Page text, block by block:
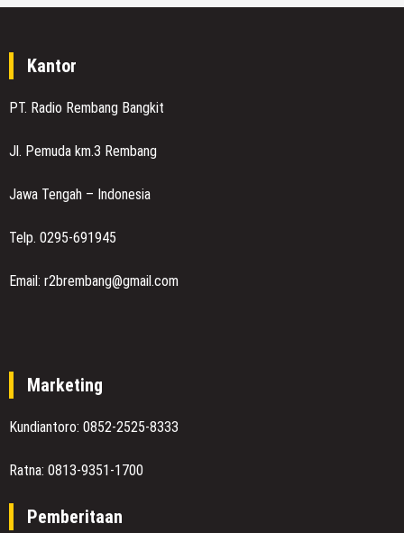
Kantor
PT. Radio Rembang Bangkit
Jl. Pemuda km.3 Rembang
Jawa Tengah – Indonesia
Telp. 0295-691945
Email: r2brembang@gmail.com
Marketing
Kundiantoro: 0852-2525-8333
Ratna: 0813-9351-1700
Pemberitaan